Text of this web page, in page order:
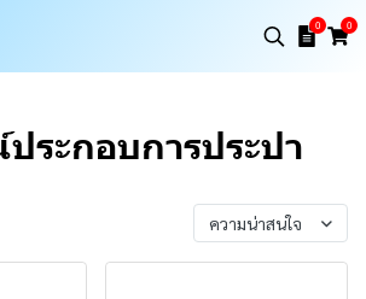
0 0
ระกอบการประปา
ความน่าสนใจ